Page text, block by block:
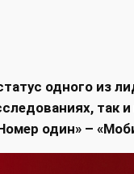
одного из
один» –